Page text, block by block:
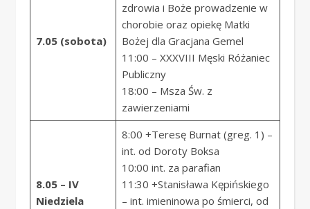
7.05 (sobota)
zdrowia i Boże prowadzenie w
chorobie oraz opiekę Matki
Bożej dla Gracjana Gemel
11:00 – XXXVIII Męski Różaniec
Publiczny
18:00 – Msza Św. z
zawierzeniami
8.05 – IV
Niedziela
8:00 +Teresę Burnat (greg. 1) –
int. od Doroty Boksa
10:00 int. za parafian
11:30 +Stanisława Kępińskiego
– int. imieninowa po śmierci, od